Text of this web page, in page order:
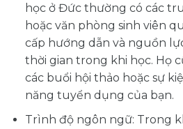
học ở Đức thường có các
hoặc văn phòng sinh viên
cấp hướng dẫn và nguồn
thời gian trong khi học. Họ
các buổi hội thảo hoặc sự
năng tuyển dụng của bạn.
Trình độ ngôn ngữ: Trong